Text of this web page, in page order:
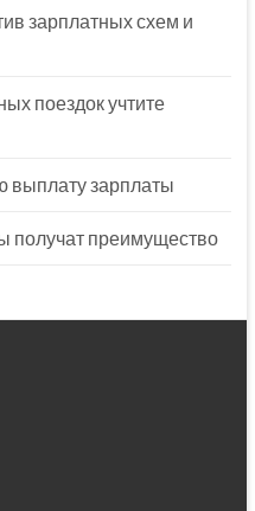
зарплатных схем и
поездок учтите
выплату зарплаты
получат преимущество